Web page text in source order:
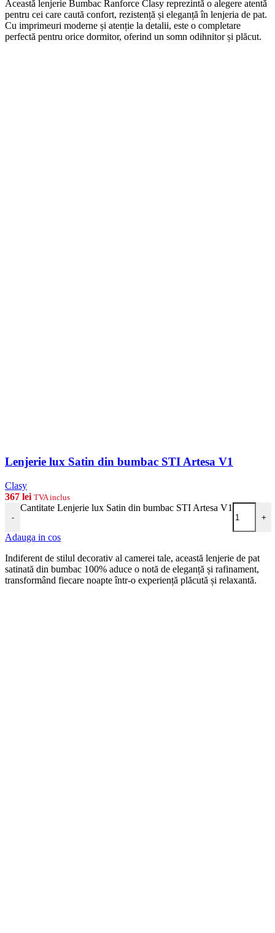
Această lenjerie Bumbac Ranforce Clasy reprezintă o alegere atentă
pentru cei care caută confort, rezistență și eleganță în lenjeria de pat.
Cu imprimeuri moderne și atenție la detalii, este o completare
perfectă pentru orice dormitor, oferind un somn odihnitor și plăcut.
Lenjerie lux Satin din bumbac STI Artesa V1
Clasy
367 lei TVA inclus
-
Cantitate Lenjerie lux Satin din bumbac STI Artesa V1
+
Adauga in cos
Indiferent de stilul decorativ al camerei tale, această lenjerie de pat
satinată din bumbac 100% aduce o notă de eleganță și rafinament,
transformând fiecare noapte într-o experiență plăcută și relaxantă.